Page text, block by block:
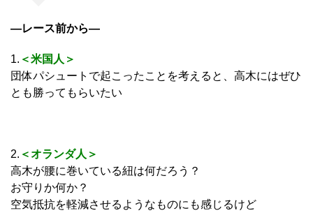
―レース前から―
1. ＜米国人＞
団体パシュートで起こったことを考えると、高木にはぜひ
とも勝ってもらいたい
2. ＜オランダ人＞
高木が腰に巻いている紐は何だろう？
お守りか何か？
空気抵抗を軽減させるようなものにも感じるけど